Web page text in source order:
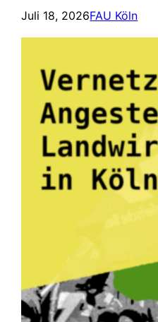
Juli 18, 2026FAU Köln